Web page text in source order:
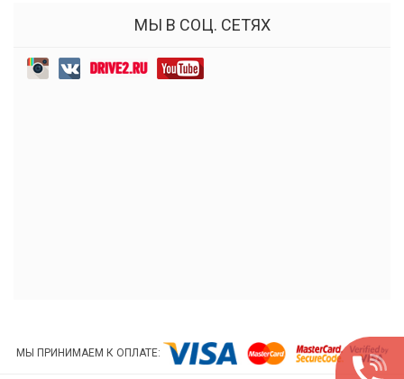
МЫ В СОЦ. СЕТЯХ
МЫ ПРИНИМАЕМ К ОПЛАТЕ: